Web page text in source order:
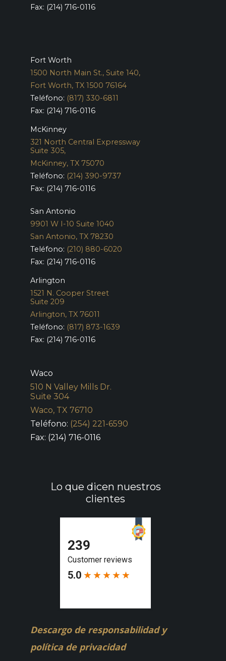
Fax: (214) 716-0116
Fort Worth
1500 North Main St., Suite 140,
Fort Worth, TX 1500 76164
Teléfono: (817) 330-6811
Fax: (214) 716-0116
McKinney
321 North Central Expressway
Suite 305,
McKinney, TX 75070
Teléfono: (214) 390-9737
Fax: (214) 716-0116
San Antonio
9901 W I-10 Suite 1040
San Antonio, TX 78230
Teléfono: (210) 880-6020
Fax: (214) 716-0116
Arlington
1521 N. Cooper Street
Suite 209
Arlington, TX 76011
Teléfono: (817) 873-1639
Fax: (214) 716-0116
Waco
510 N Valley Mills Dr.
Suite 304
Waco, TX 76710
Teléfono: (254) 221-6590
Fax: (214) 716-0116
Lo que dicen nuestros
clientes
Descargo de responsabilidad y
política de privacidad